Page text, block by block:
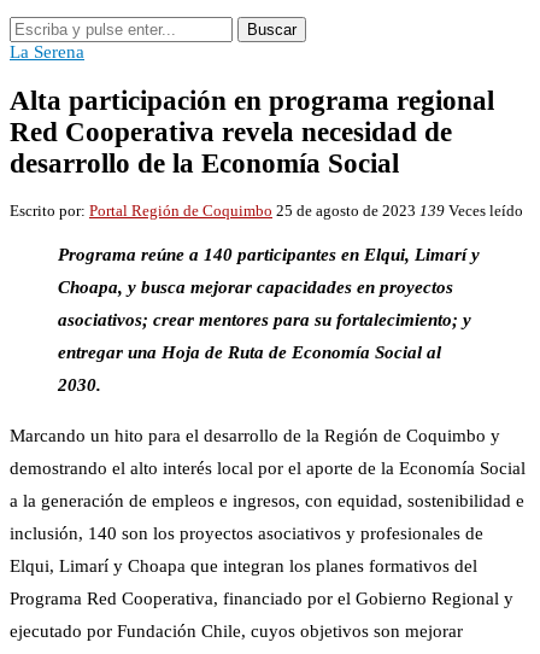
Buscar
La Serena
Alta participación en programa regional
Red Cooperativa revela necesidad de
desarrollo de la Economía Social
Escrito por: Portal Región de Coquimbo 25 de agosto de 2023 139 Veces leído
Programa reúne a 140 participantes en Elqui, Limarí y
Choapa, y busca mejorar capacidades en proyectos
asociativos; crear mentores para su fortalecimiento; y
entregar una Hoja de Ruta de Economía Social al
2030.
Marcando un hito para el desarrollo de la Región de Coquimbo y
demostrando el alto interés local por el aporte de la Economía Social
a la generación de empleos e ingresos, con equidad, sostenibilidad e
inclusión, 140 son los proyectos asociativos y profesionales de
Elqui, Limarí y Choapa que integran los planes formativos del
Programa Red Cooperativa, financiado por el Gobierno Regional y
ejecutado por Fundación Chile, cuyos objetivos son mejorar